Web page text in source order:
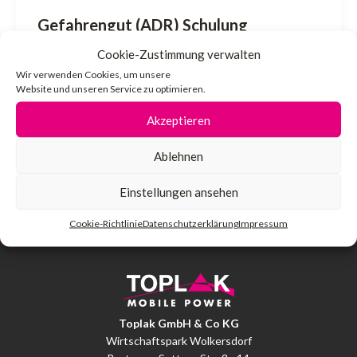
Cookie-Zustimmung verwalten
Wir verwenden Cookies, um unsere
Website und unseren Service zu optimieren.
Akzeptieren
Ablehnen
Einstellungen ansehen
Cookie-RichtlinieDatenschutzerklärungImpressum
Gefahrengut (ADR) Schulung
8. November 2024
Interne Schulung bei TOPLAK, zum Thema
Unterweisung „Gefahrengutbeförderung
alles Beteiligten“. Da sich die Vorschriften alle
2 Jahre ändern und wir […]
Toplak GmbH & Co KG
Wirtschaftspark Wolkersdorf